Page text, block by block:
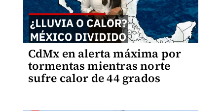
CdMx en alerta máxima por
tormentas mientras norte
sufre calor de 44 grados